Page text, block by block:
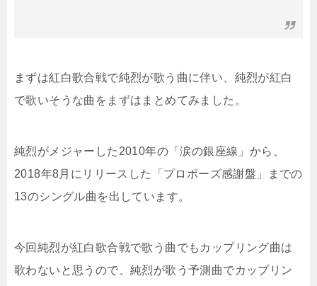
まずは紅白歌合戦で純烈が歌う曲に伴い、純烈が紅白
で歌いそうな曲をまずはまとめてみました。
純烈がメジャーした2010年の「涙の銀座線」から、
2018年8月にリリースした「プロポーズ感謝盤」までの
13のシングル曲を出しています。
今回純烈が紅白歌合戦で歌う曲でもカップリング曲は
歌わないと思うので、純烈が歌う予測曲でカップリン